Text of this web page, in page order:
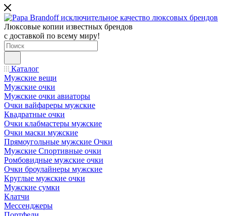
Люксовые копии известных брендов
с доставкой по всему миру!
Каталог
Мужские вещи
Мужские очки
Мужские очки авиаторы
Очки вайфареры мужские
Квадратные очки
Очки клабмастеры мужские
Очки маски мужские
Прямоугольные мужские Очки
Мужские Спортивные очки
Ромбовидные мужские очки
Очки броулайнеры мужские
Круглые мужские очки
Мужские сумки
Клатчи
Мессенджеры